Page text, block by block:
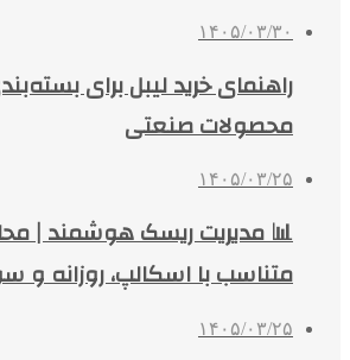
۱۴۰۵/۰۳/۳۰
راهنمای خرید لیبل برای
محصولات صنعتی
۱۴۰۵/۰۳/۲۵
📊 مدیریت ریسک هوشمند |
متناسب با اسکالپ، روزانه و
۱۴۰۵/۰۳/۲۵